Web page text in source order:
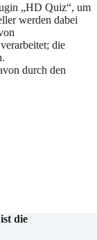
„HD Quiz“, um
werden dabei
die
durch den
die